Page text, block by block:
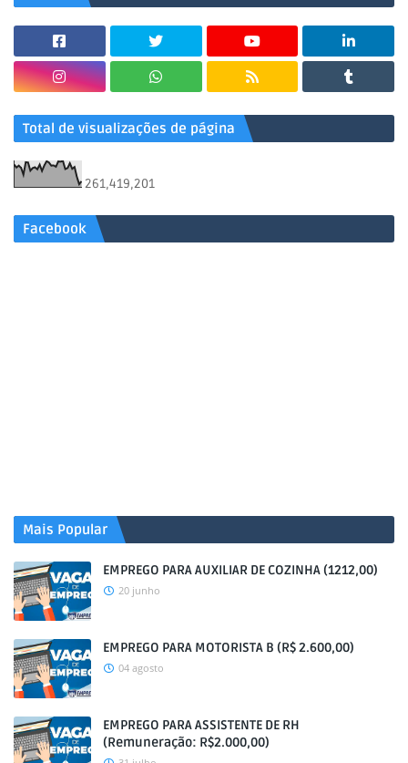
Total de visualizações de página
261,419,201
Facebook
Mais Popular
EMPREGO PARA AUXILIAR DE COZINHA (1212,00)
20 junho
EMPREGO PARA MOTORISTA B (R$ 2.600,00)
04 agosto
EMPREGO PARA ASSISTENTE DE RH
(Remuneração: R$2.000,00)